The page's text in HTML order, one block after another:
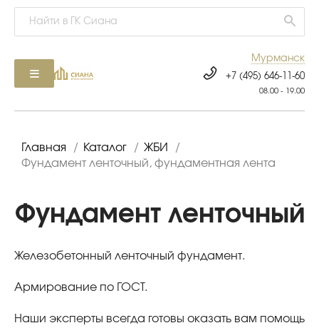
Мурманск
+7 (495) 646-11-60
08.00 - 19.00
Главная / Каталог / ЖБИ
/
Фундамент ленточный, фундаментная лента
Фундамент ленточный
Железобетонный ленточный фундамент.
Армирование по ГОСТ.
Наши эксперты всегда готовы оказать вам помощь